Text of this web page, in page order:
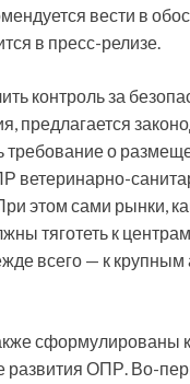
вести в
в пресс-релизе.
контроль за
предлагается
требование о
ветеринарно-
этом сами рынки,
тяготеть к
всего — к
сформулированы
развития ОПР. Во-